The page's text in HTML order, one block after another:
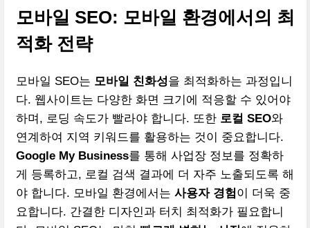
모바일 SEO: 모바일 환경에서의 최
적화 전략
모바일 SEO는 모바일 친화성을 최적화하는 과정입니
다. 웹사이트는 다양한 화면 크기에 적응할 수 있어야
하며, 로딩 속도가 빨라야 합니다. 또한 로컬 SEO와
연계하여 지역 키워드를 활용하는 것이 중요합니다.
Google My Business를 통해 사업장 정보를 정확하
게 등록하고, 로컬 검색 결과에 더 자주 노출되도록 해
야 합니다. 모바일 환경에서는 사용자 경험이 더욱 중
요합니다. 간결한 디자인과 터치 최적화가 필요합니